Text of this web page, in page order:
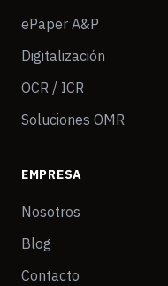
ePaper A&P
Digitalización
OCR / ICR
Soluciones OMR
EMPRESA
Nosotros
Blog
Contacto